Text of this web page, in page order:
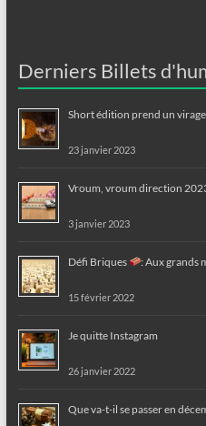
Derniers Billets
Short édition prend un virage
23 janvier 2023
Vroum, vroum direction
3 janvier 2023
Défi Briques : Aux grands
15 février 2022
Je quitte Instagram
26 janvier 2022
Que va-t-il se passer en